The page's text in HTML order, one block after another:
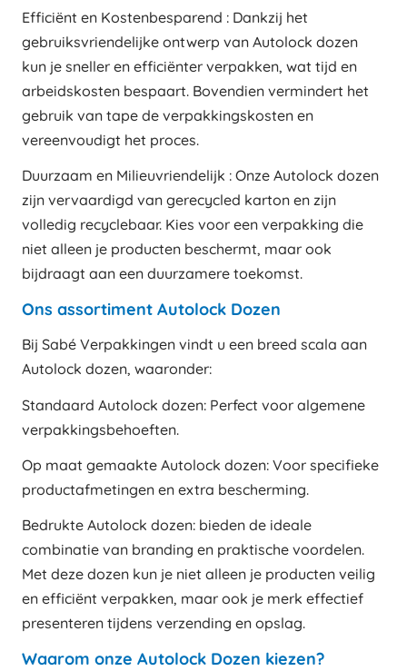
Efficiënt en Kostenbesparend : Dankzij het
gebruiksvriendelijke ontwerp van Autolock dozen
kun je sneller en efficiënter verpakken, wat tijd en
arbeidskosten bespaart. Bovendien vermindert het
gebruik van tape de verpakkingskosten en
vereenvoudigt het proces.
Duurzaam en Milieuvriendelijk : Onze Autolock dozen
zijn vervaardigd van gerecycled karton en zijn
volledig recyclebaar. Kies voor een verpakking die
niet alleen je producten beschermt, maar ook
bijdraagt aan een duurzamere toekomst.
Ons assortiment Autolock Dozen
Bij Sabé Verpakkingen vindt u een breed scala aan
Autolock dozen, waaronder:
Standaard Autolock dozen: Perfect voor algemene
verpakkingsbehoeften.
Op maat gemaakte Autolock dozen: Voor specifieke
productafmetingen en extra bescherming.
Bedrukte Autolock dozen: bieden de ideale
combinatie van branding en praktische voordelen.
Met deze dozen kun je niet alleen je producten veilig
en efficiënt verpakken, maar ook je merk effectief
presenteren tijdens verzending en opslag.
Waarom onze Autolock Dozen kiezen?